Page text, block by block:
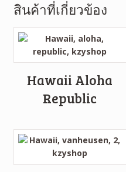
สินค้าที่เกี่ยวข้อง
Hawaii Aloha
Republic